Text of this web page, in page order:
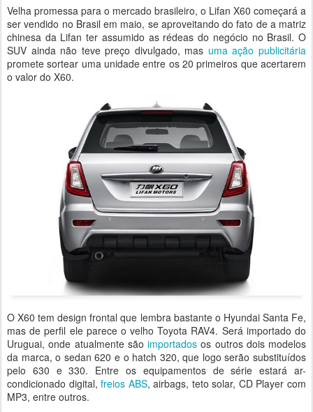
Velha promessa para o mercado brasileiro, o Lifan X60 começará a
ser vendido no Brasil em maio, se aproveitando do fato de a matriz
chinesa da Lifan ter assumido as rédeas do negócio no Brasil. O
SUV ainda não teve preço divulgado, mas uma ação publicitária
promete sortear uma unidade entre os 20 primeiros que acertarem
o valor do X60.
O X60 tem design frontal que lembra bastante o Hyundai Santa Fe,
mas de perfil ele parece o velho Toyota RAV4. Será importado do
Uruguai, onde atualmente são importados os outros dois modelos
da marca, o sedan 620 e o hatch 320, que logo serão substituídos
pelo 630 e 330. Entre os equipamentos de série estará ar-
condicionado digital,freios ABS, airbags, teto solar, CD Player com
MP3, entre outros.